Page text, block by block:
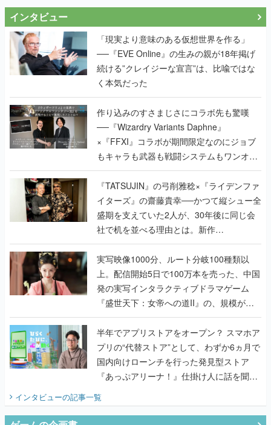
インタビュー
「現実より意味のある仮想世界を作る」
──『EVE Online』の生みの親が18年掲げ
続ける”クレイジーな宣言”は、比喩ではな
く本気だった
作り込みのすさまじさにコラボ先も驚嘆
──『Wizardry Variants Daphne』
×『FFXI』コラボが期間限定なのにジョブ
もキャラも武器も戦闘システムもワンオフ
で作り込まれた理由を両ディレクターに聞
く
『TATSUJIN』の弓削雅稔×『ライデンファ
イターズ』の齋藤貴幸──かつて縦シュー全
盛期を支えていた2人が、30年後に同じ会
社で机を並べる理由とは。新作
『TATSUJIN EXTREME』で初タッグを組
んだレジェンド2人に訊く開発秘話
実写映像1000分、ルート分岐100種類以
上。配信開始5日で100万本を売った、中国
発の実写インタラクティブドラマゲーム
『盛世天下：女帝への道II』の、規模が違
うこだわりをプロデューサーに聞いた
半年でアプリストアをオープン？ スマホア
プリの“代替ストア”として、わずか6ヵ月で
国内向けローンチを行った発見型ストア
『あっぷアリーナ！』仕掛け人に話を聞い
インタビューの記事一覧